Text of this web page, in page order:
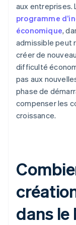
aux entreprises.
programme
économique,
admissible peut
créer de
difficulté
pas aux
phase de
compenser les
croissance.
dans le